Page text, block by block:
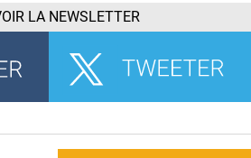
LA NEWSLETTER